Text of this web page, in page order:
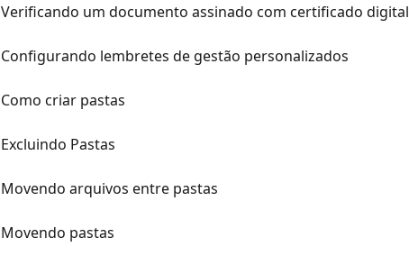
Verificando um documento assinado com certificado digital
Configurando lembretes de gestão personalizados
Como criar pastas
Excluindo Pastas
Movendo arquivos entre pastas
Movendo pastas